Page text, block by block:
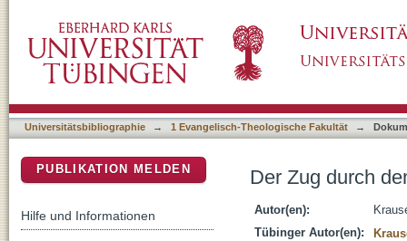
Universitätsbibliographie → 1 Evangelisch-Theologische Fakultät →
Der Zug durch
Autor(en):
Tübinger Autor(en):
PUBLIKATION MELDEN
Hilfe und Informationen